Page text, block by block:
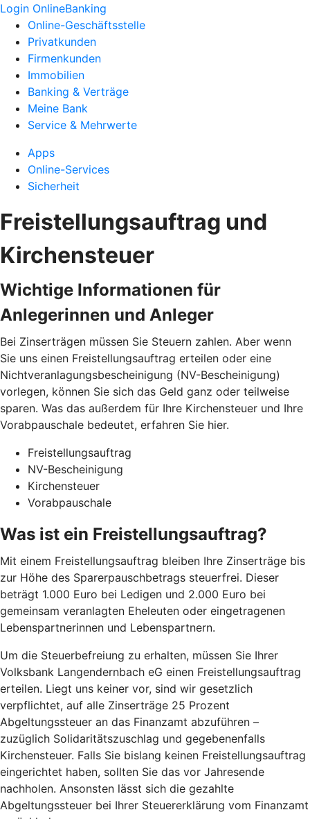
Login OnlineBanking
Online-Geschäftsstelle
Privatkunden
Firmenkunden
Immobilien
Banking & Verträge
Meine Bank
Service & Mehrwerte
Apps
Online-Services
Sicherheit
Freistellungsauftrag und
Kirchensteuer
Wichtige Informationen für
Anlegerinnen und Anleger
Bei Zinserträgen müssen Sie Steuern zahlen. Aber wenn
Sie uns einen Freistellungsauftrag erteilen oder eine
Nichtveranlagungsbescheinigung (NV-Bescheinigung)
vorlegen, können Sie sich das Geld ganz oder teilweise
sparen. Was das außerdem für Ihre Kirchensteuer und Ihre
Vorabpauschale bedeutet, erfahren Sie hier.
Freistellungsauftrag
NV-Bescheinigung
Kirchensteuer
Vorabpauschale
Was ist ein Freistellungsauftrag?
Mit einem Freistellungsauftrag bleiben Ihre Zinserträge bis
zur Höhe des Sparerpauschbetrags steuerfrei. Dieser
beträgt 1.000 Euro bei Ledigen und 2.000 Euro bei
gemeinsam veranlagten Eheleuten oder eingetragenen
Lebenspartnerinnen und Lebenspartnern.
Um die Steuerbefreiung zu erhalten, müssen Sie Ihrer
Volksbank Langendernbach eG einen Freistellungsauftrag
erteilen. Liegt uns keiner vor, sind wir gesetzlich
verpflichtet, auf alle Zinserträge 25 Prozent
Abgeltungssteuer an das Finanzamt abzuführen –
zuzüglich Solidaritätszuschlag und gegebenenfalls
Kirchensteuer. Falls Sie bislang keinen Freistellungsauftrag
eingerichtet haben, sollten Sie das vor Jahresende
nachholen. Ansonsten lässt sich die gezahlte
Abgeltungssteuer bei Ihrer Steuererklärung vom Finanzamt